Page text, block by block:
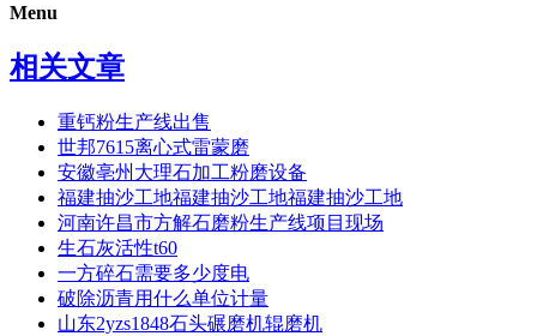
Menu
相关文章
重钙粉生产线出售
世邦7615离心式雷蒙磨
安徽亳州大理石加工粉磨设备
福建抽沙工地福建抽沙工地福建抽沙工地
河南许昌市方解石磨粉生产线项目现场
生石灰活性t60
一方碎石需要多少度电
破除沥青用什么单位计量
山东2yzs1848石头碾磨机辊磨机